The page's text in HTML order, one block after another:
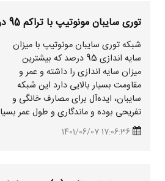
توری سایبان مونوتیپ با تراکم 95 درصد
شبکه توری سایبان مونوتیپ با میزان
سایه اندازی 95 درصد که بیشترین
میزان سایه اندازی را داشته و عمر و
مقاومت بسیار بالایی دارد این شبکه
سایبان، ایده‌آل برای مصارف خانگی و
تفریحی بوده و ماندگاری و طول عمر
17:06:36 1401/06/07